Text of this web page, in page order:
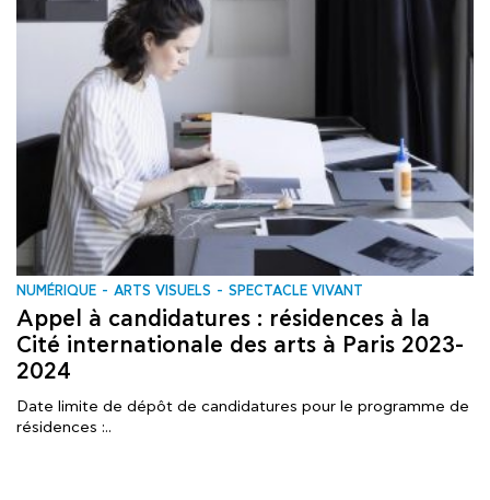
NUMÉRIQUE ARTS VISUELS SPECTACLE VIVANT
Appel à candidatures : résidences à la
Cité internationale des arts à Paris 2023-
2024
Date limite de dépôt de candidatures pour le programme de
résidences :..